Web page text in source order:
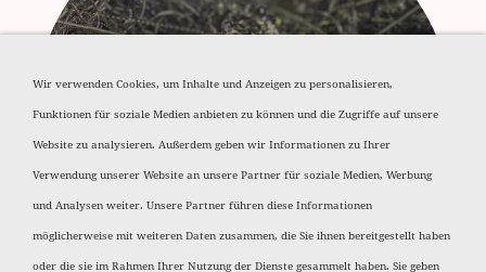
Aluminium Späne
Wir verwenden Cookies, um Inhalte und Anzeigen zu personalisieren,
Funktionen für soziale Medien anbieten zu können und die Zugriffe auf unsere
Website zu analysieren. Außerdem geben wir Informationen zu Ihrer
Verwendung unserer Website an unsere Partner für soziale Medien, Werbung
und Analysen weiter. Unsere Partner führen diese Informationen
möglicherweise mit weiteren Daten zusammen, die Sie ihnen bereitgestellt haben
oder die sie im Rahmen Ihrer Nutzung der Dienste gesammelt haben. Sie geben